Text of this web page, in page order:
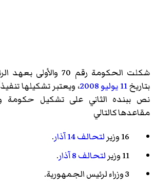
شكلت الحكومة رقم 70 والأولى بعهد الرئيس
بتاريخ11 يوليو 2008، ويعتبر تشكيلها
نص ببنده الثاني على تشكيل حكومة
مقاعدها كالتالي
16 وزير
لتحالف 14 آذار
.
11 وزير
لتحالف 8 آذار
.
3 وزراء لرئيس الجمهورية.